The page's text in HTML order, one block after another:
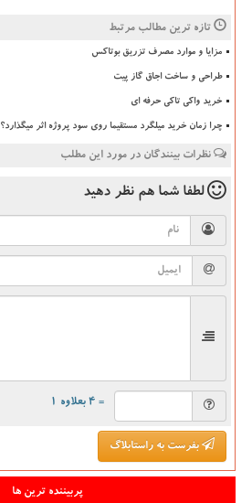
تازه ترین مطالب مرتبط
مزایا و موارد مصرف تزریق بوتاکس
طراحی و ساخت اجاق گاز پیت
خرید واکی تاکی حرفه ای
چرا زمان خرید میلگرد مستقیما روی سود پروژه اثر میگذارد؟
نظرات بینندگان در مورد این مطلب
لطفا شما هم نظر دهید
= ۴ بعلاوه ۱
بفرست به راستابلاگ
پربیننده ترین ها